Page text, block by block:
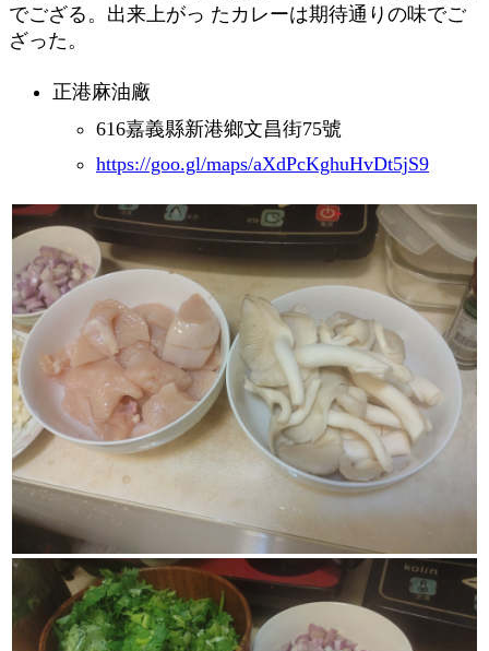
でござる。出来上がっ たカレーは期待通りの味でご
ざった。
正港麻油廠
616嘉義縣新港鄉文昌街75號
https://goo.gl/maps/aXdPcKghuHvDt5jS9